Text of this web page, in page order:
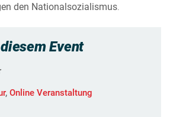
den Nationalsozialismus
Event
, Online Veranstaltung